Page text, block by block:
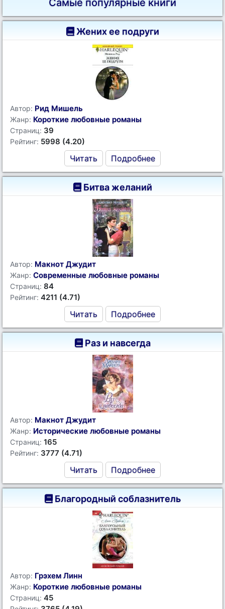
Самые популярные книги
Жених ее подруги
Автор: Рид Мишель
Жанр: Короткие любовные романы
Страниц: 39
Рейтинг: 5998 (4.20)
Читать Подробнее
Битва желаний
Автор: Макнот Джудит
Жанр: Современные любовные романы
Страниц: 84
Рейтинг: 4211 (4.71)
Читать Подробнее
Раз и навсегда
Автор: Макнот Джудит
Жанр: Исторические любовные романы
Страниц: 165
Рейтинг: 3777 (4.71)
Читать Подробнее
Благородный соблазнитель
Автор: Грэхем Линн
Жанр: Короткие любовные романы
Страниц: 45